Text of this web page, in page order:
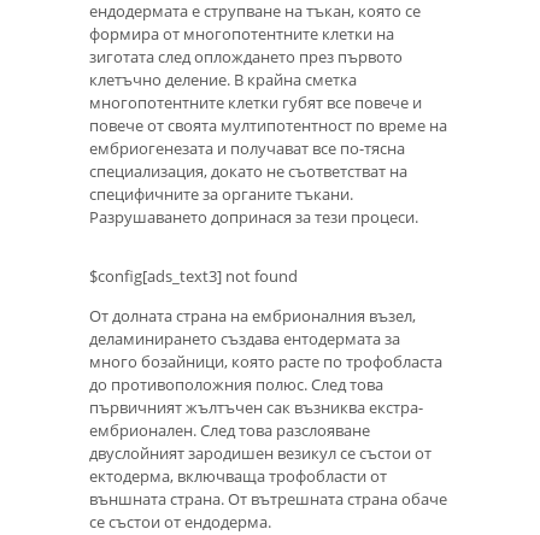
ендодермата е струпване на тъкан, която се
формира от многопотентните клетки на
зиготата след оплождането през първото
клетъчно деление. В крайна сметка
многопотентните клетки губят все повече и
повече от своята мултипотентност по време на
ембриогенезата и получават все по-тясна
специализация, докато не съответстват на
специфичните за органите тъкани.
Разрушаването допринася за тези процеси.
$config[ads_text3] not found
От долната страна на ембрионалния възел,
деламинирането създава ентодермата за
много бозайници, която расте по трофобласта
до противоположния полюс. След това
първичният жълтъчен сак възниква екстра-
ембрионален. След това разслояване
двуслойният зародишен везикул се състои от
ектодерма, включваща трофобласти от
външната страна. От вътрешната страна обаче
се състои от ендодерма.